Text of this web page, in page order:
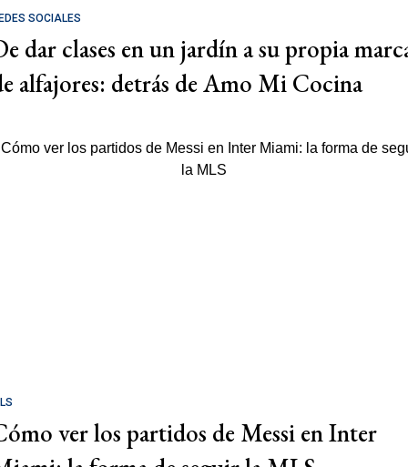
SOCIALES
dar clases en un jardín a su propia
alfajores: detrás de Amo Mi Cocina
ver los partidos de Messi en Inter